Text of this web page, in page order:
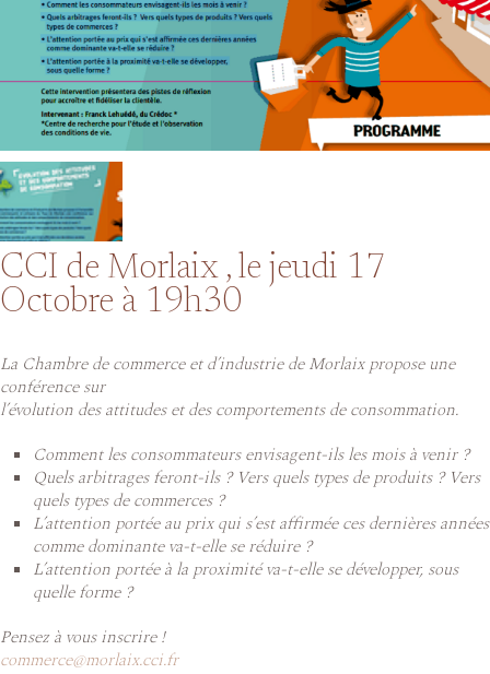
CCI de Morlaix , le jeudi 17
Octobre à 19h30
La Chambre de commerce et d’industrie de Morlaix propose une
conférence sur
l’évolution des attitudes et des comportements de consommation.
Comment les consommateurs envisagent-ils les mois à venir ?
Quels arbitrages feront-ils ? Vers quels types de produits ? Vers
quels types de commerces ?
L’attention portée au prix qui s’est affirmée ces dernières années
comme dominante va-t-elle se réduire ?
L’attention portée à la proximité va-t-elle se développer, sous
quelle forme ?
Pensez à vous inscrire !
commerce@morlaix.cci.fr